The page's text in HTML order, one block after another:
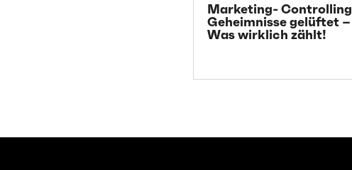
Marketing- Controlling
Geheimnisse gelüftet –
Was wirklich zählt!